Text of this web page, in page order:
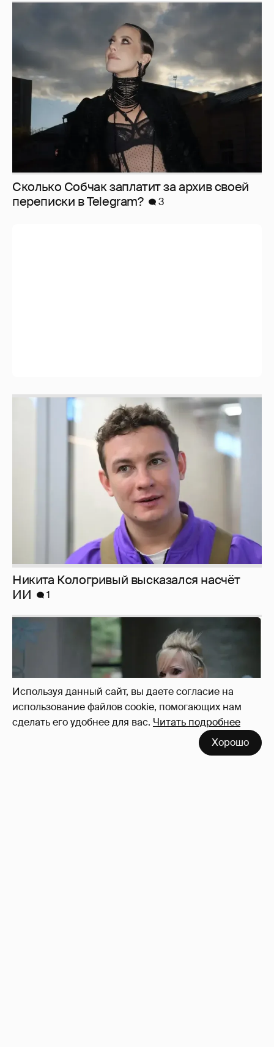
Используя данный сайт, вы даете согласие на
использование файлов cookie, помогающих нам
сделать его удобнее для вас. Читать подробнее
Хорошо
Сколько Собчак заплатит за архив своей
перeписки в Telegram?
3
Никита Кологривый высказался насчёт
ИИ
1